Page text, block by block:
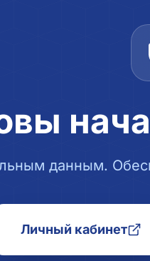
данным.
Личный кабинет